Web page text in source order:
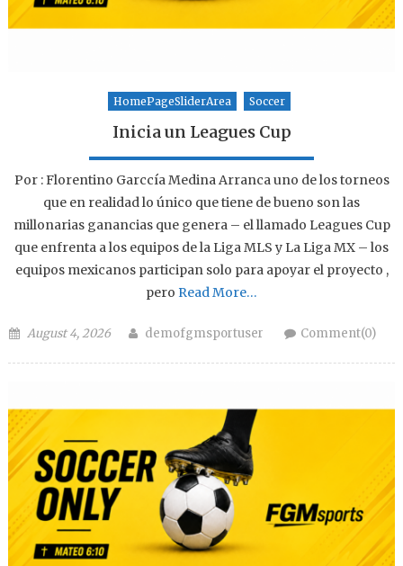
HomePageSliderArea Soccer
Inicia un Leagues Cup
Por : Florentino Garccía Medina Arranca uno de los torneos
que en realidad lo único que tiene de bueno son las
millonarias ganancias que genera – el llamado Leagues Cup
que enfrenta a los equipos de la Liga MLS y La Liga MX – los
equipos mexicanos participan solo para apoyar el proyecto ,
pero Read More…
Posted on
August 4, 2026 Author
demofgmsportuser Comment(0)